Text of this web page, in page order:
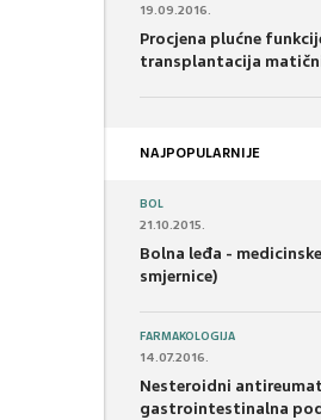
19.09.2016.
Procjena plućne
transplantacija
NAJPOPULARNIJE
BOL
21.10.2015.
Bolna leđa -
smjernice)
FARMAKOLOGIJA
14.07.2016.
Nesteroidni
gastrointestinalna